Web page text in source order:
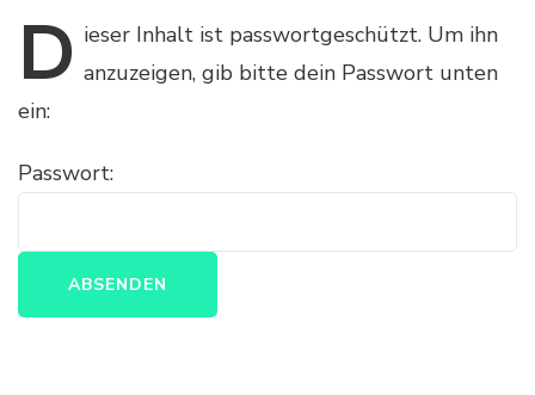
D ieser Inhalt ist passwortgeschützt. Um ihn
anzuzeigen, gib bitte dein Passwort unten
ein:
Passwort: